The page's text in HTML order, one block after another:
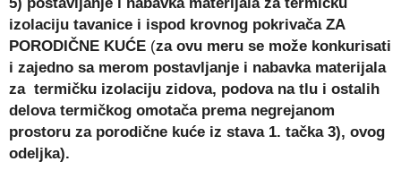
izolaciju tavanice i ispod krovnog pokrivača ZA
PORODIČNE KUĆE (za ovu meru se može konkurisati
i zajedno sa merom postavljanje i nabavka materijala
za termičku izolaciju zidova, podova na tlu i ostalih
delova termičkog omotača prema negrejanom
prostoru zaporodične kuće iz stava 1. tačka 3), ovog
odeljka).